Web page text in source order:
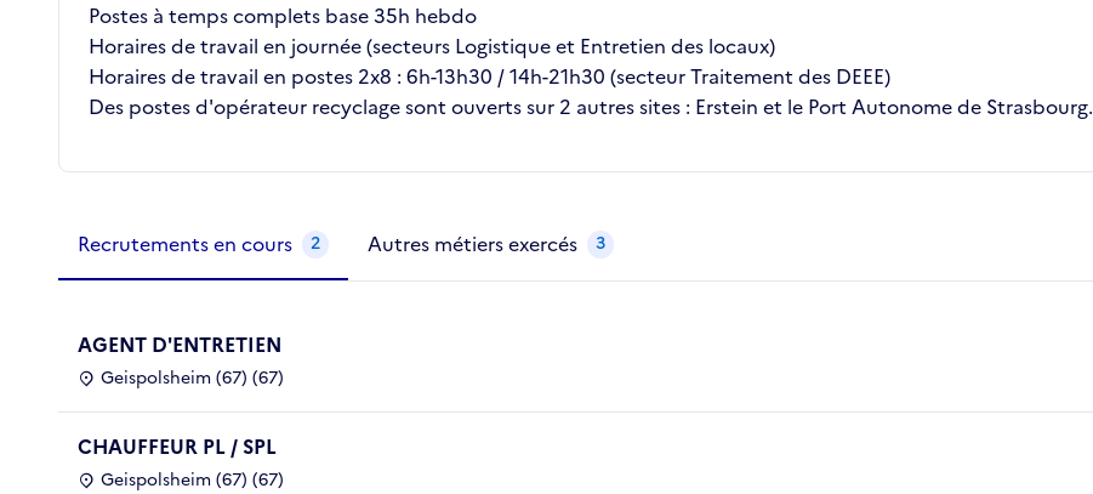
Postes à temps complets base 35h hebdo
Horaires de travail en journée (secteurs Logistique et Entretien des locaux)
Horaires de travail en postes 2x8 : 6h-13h30 / 14h-21h30 (secteur Traitement des DEEE)
Des postes d'opérateur recyclage sont ouverts sur 2 autres sites : Erstein et le Port Autonome de Strasbourg.
Métiers de la structure
Recrutements en cours 2 Autres métiers exercés 3
AGENT D'ENTRETIEN
Geispolsheim (67) (67)
CHAUFFEUR PL / SPL
Geispolsheim (67) (67)